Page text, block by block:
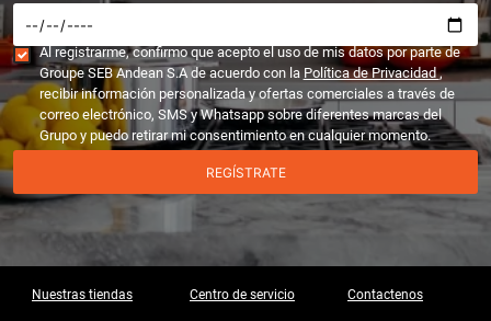
Al registrarme, confirmo que acepto el uso de mis datos por parte de
Groupe SEB Andean S.A de acuerdo con la Política de Privacidad,
recibir información personalizada y ofertas comerciales a través de
correo electrónico, SMS y Whatsapp sobre diferentes marcas del
Grupo y puedo retirar mi consentimiento en cualquier momento.
REGÍSTRATE
Nuestras tiendas Centro de servicio Contactenos